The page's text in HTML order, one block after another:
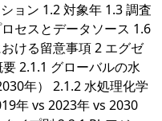
ョン 1.2 対象年 1.3 調査
セスとデータソース 1.6
ける留意事項 2 エグゼ
2.1.1 グローバルの水
年） 2.1.2 水処理化学
年 vs 2023年 vs 2030